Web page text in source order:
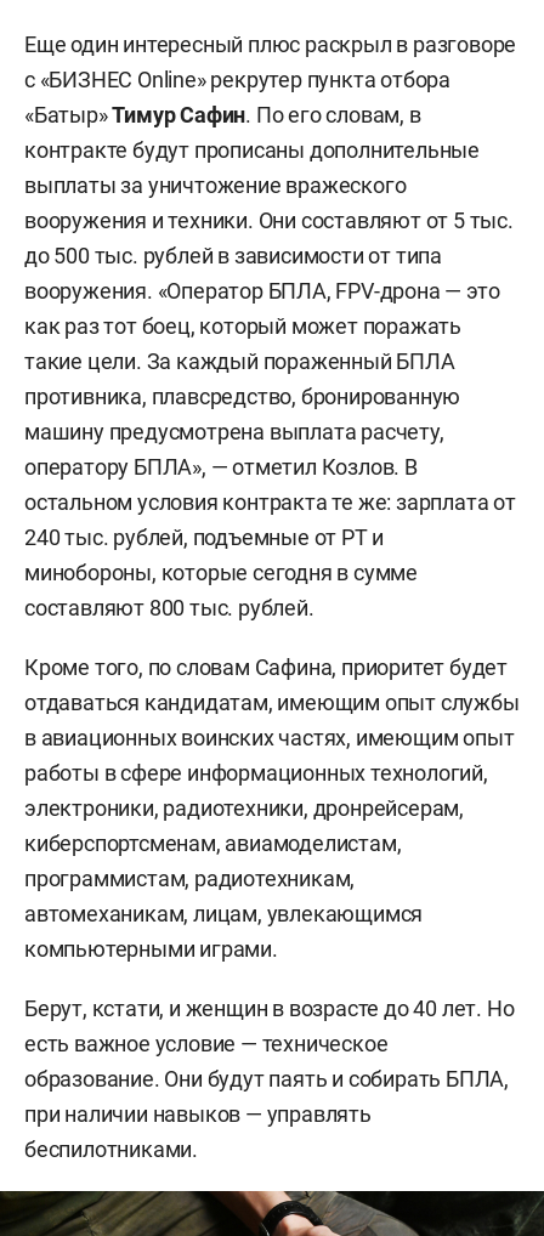
Еще один интересный плюс раскрыл в разговоре
с «БИЗНЕС Online» рекрутер пункта отбора
«Батыр»Тимур Сафин. По его словам, в
контракте будут прописаны дополнительные
выплаты за уничтожение вражеского
вооружения и техники. Они составляют от 5 тыс.
до 500 тыс. рублей в зависимости от типа
вооружения. «Оператор БПЛА, FPV-дрона — это
как раз тот боец, который может поражать
такие цели. За каждый пораженный БПЛА
противника, плавсредство, бронированную
машину предусмотрена выплата расчету,
оператору БПЛА», — отметил Козлов. В
остальном условия контракта те же: зарплата от
240 тыс. рублей, подъемные от РТ и
минобороны, которые сегодня в сумме
составляют 800 тыс. рублей.
Кроме того, по словам Сафина, приоритет будет
отдаваться кандидатам, имеющим опыт службы
в авиационных воинских частях, имеющим опыт
работы в сфере информационных технологий,
электроники, радиотехники, дронрейсерам,
киберспортсменам, авиамоделистам,
программистам, радиотехникам,
автомеханикам, лицам, увлекающимся
компьютерными играми.
Берут, кстати, и женщин в возрасте до 40 лет. Но
есть важное условие — техническое
образование. Они будут паять и собирать БПЛА,
при наличии навыков — управлять
беспилотниками.